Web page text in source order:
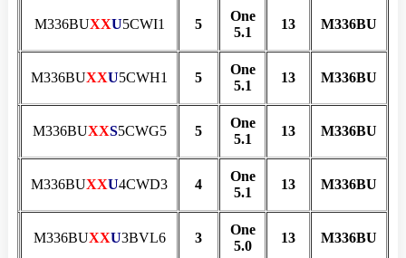
M336BU
13
One
5.1
5
M336BUXXU5CWI1
M336BU
13
One
5.1
5
M336BUXXU5CWH1
M336BU
13
One
5.1
5
M336BUXXS5CWG5
M336BU
13
One
5.1
4
M336BUXXU4CWD3
M336BU
13
One
5.0
3
M336BUXXU3BVL6